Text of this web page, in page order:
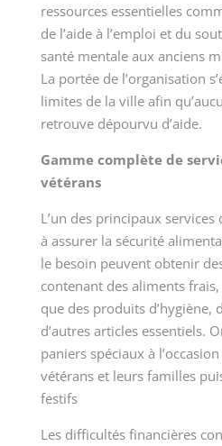
ressources essentielles
de l’aide à l’emploi et du
santé mentale aux anciens
La portée de l’organisation
limites de la ville afin
retrouve dépourvu d’aide.
Gamme complète de
vétérans
L’un des principaux
à assurer la sécurité
le besoin peuvent obtenir
contenant des aliments
que des produits d’hygiène,
d’autres articles essentiels.
paniers spéciaux à
vétérans et leurs familles
festifs
Les difficultés financières